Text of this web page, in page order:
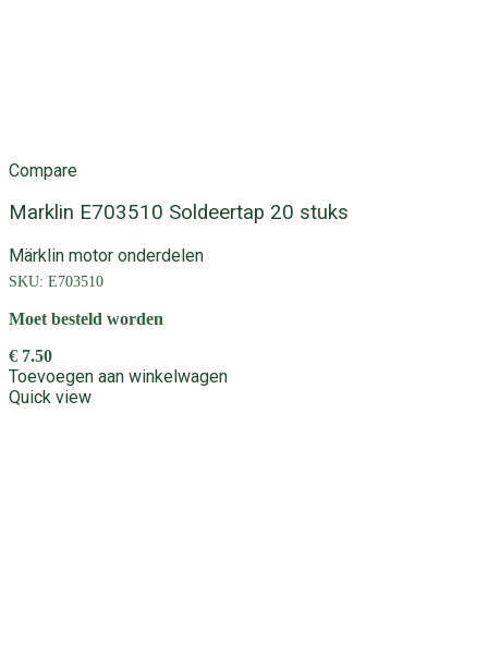
Compare
Marklin E703510 Soldeertap 20 stuks
Märklin motor onderdelen
SKU: E703510
Moet besteld worden
€ 7.50
Toevoegen aan winkelwagen
Quick view